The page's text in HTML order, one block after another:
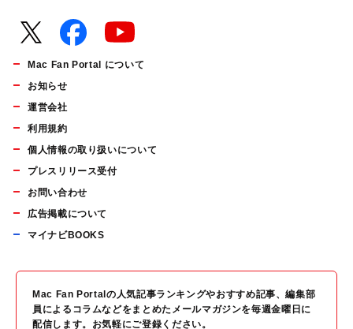
Mac Fan Portal について
お知らせ
運営会社
利用規約
個人情報の取り扱いについて
プレスリリース受付
お問い合わせ
広告掲載について
マイナビBOOKS
Mac Fan Portalの人気記事ランキングやおすすめ記事、編集部
員によるコラムなどをまとめたメールマガジンを毎週金曜日に
配信します。お気軽にご登録ください。